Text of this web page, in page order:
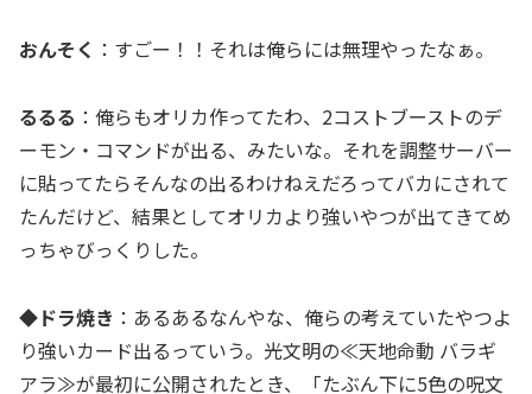
おんそく ：すごー！！それは俺らには無理やったなぁ。
るるる ：俺らもオリカ作ってたわ、2コストブーストのデ
ーモン・コマンドが出る、みたいな。それを調整サーバー
に貼ってたらそんなの出るわけねえだろってバカにされて
たんだけど、結果としてオリカより強いやつが出てきてめ
っちゃびっくりした。
◆ドラ焼き ：あるあるなんやな、俺らの考えていたやつよ
り強いカード出るっていう。光文明の≪天地命動 バラギ
アラ≫が最初に公開されたとき、「たぶん下に5色の呪文